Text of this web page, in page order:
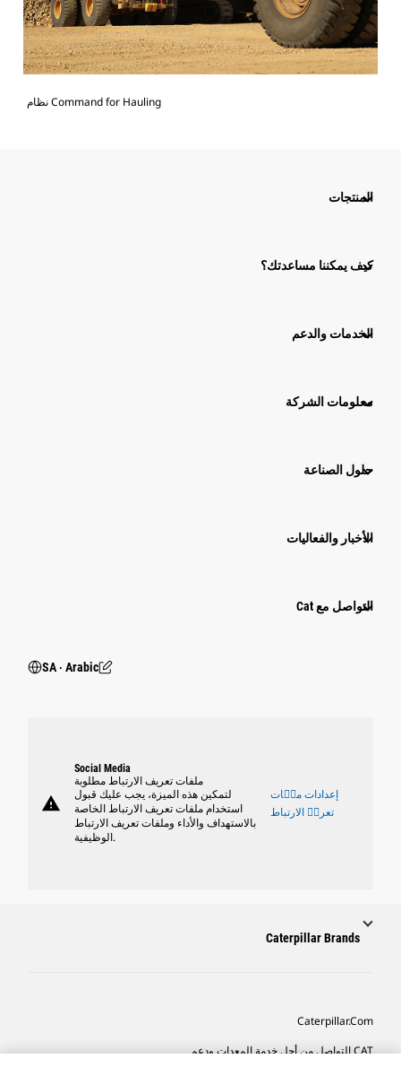
نظام Command for Hauling
المنتجات
كيف يمكننا مساعدتك؟
الخدمات والدعم
معلومات الشركة
حلول الصناعة
الأخبار والفعاليات
التواصل مع Cat
SA ‧ Arabic
warning
Social Media
ملفات تعريف الارتباط مطلوبة
لتمكين هذه الميزة، يجب عليك قبول
استخدام ملفات تعريف الارتباط الخاصة
بالاستهداف والأداء وملفات تعريف الارتباط
الوظيفية.
إعدادات ملٝات
تعريٝ الارتباط
Caterpillar Brands
Caterpillar.com
CAT التواصل من أجل خدمة المعدات ودعم